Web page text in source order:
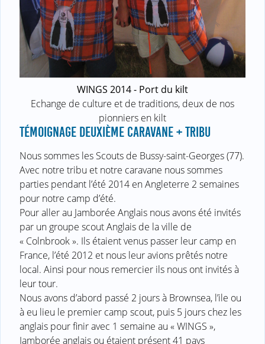
WINGS 2014 - Port du kilt
Echange de culture et de traditions, deux de nos
pionniers en kilt
TÉMOIGNAGE DEUXIÈME CARAVANE + TRIBU
Nous sommes les Scouts de Bussy-saint-Georges (77).
Avec notre tribu et notre caravane nous sommes
parties pendant l’été 2014 en Angleterre 2 semaines
pour notre camp d’été.
Pour aller au Jamborée Anglais nous avons été invités
par un groupe scout Anglais de la ville de
« Colnbrook ». Ils étaient venus passer leur camp en
France, l’été 2012 et nous leur avions prêtés notre
local. Ainsi pour nous remercier ils nous ont invités à
leur tour.
Nous avons d’abord passé 2 jours à Brownsea, l’ile ou
à eu lieu le premier camp scout, puis 5 jours chez les
anglais pour finir avec 1 semaine au « WINGS »,
Jamborée anglais ou étaient présent 41 pays